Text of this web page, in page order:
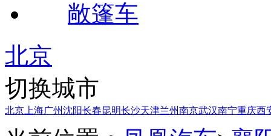
敞篷车
北京
切换城市
北京 上海广州沈阳长春昆明长沙天津兰州南京武汉南宁重庆西